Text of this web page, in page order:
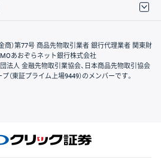
商）第77号 商品先物取引業者 銀行代理業者 関東財
あおぞらネット銀行株式会社
法人 金融先物取引業協会、日本商品先物取引協会
（東証プライム上場9449）のメンバーです。